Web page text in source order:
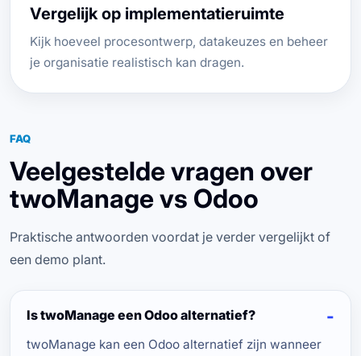
Vergelijk op implementatieruimte
Kijk hoeveel procesontwerp, datakeuzes en beheer
je organisatie realistisch kan dragen.
FAQ
Veelgestelde vragen over
twoManage vs Odoo
Praktische antwoorden voordat je verder vergelijkt of
een demo plant.
Is twoManage een Odoo alternatief?
twoManage kan een Odoo alternatief zijn wanneer